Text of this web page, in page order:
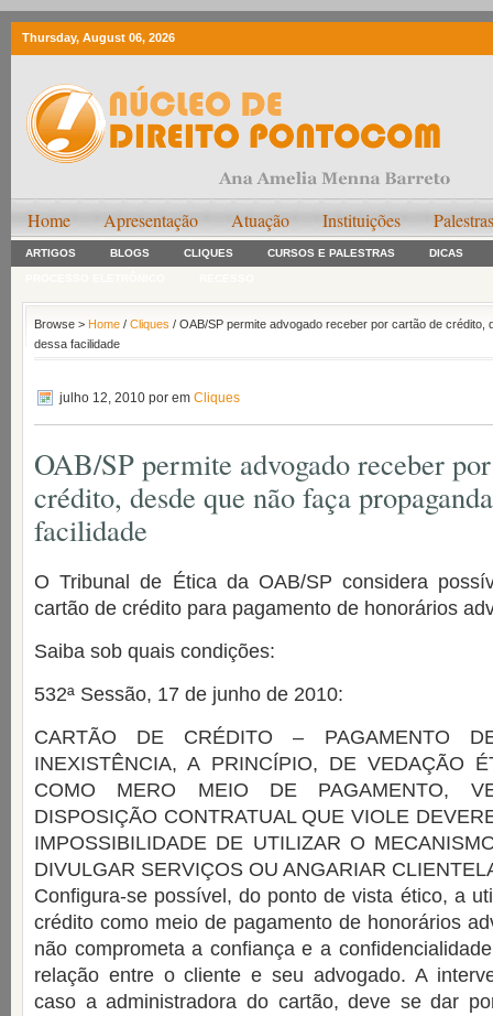
Thursday, August 06, 2026
Home Apresentação Atuação Instituições Palestras
ARTIGOS BLOGS CLIQUES CURSOS E PALESTRAS DICAS
Browse > Home / Cliques / OAB/SP permite advogado receber por cartão de crédito,
dessa facilidade
julho 12, 2010 por em Cliques
OAB/SP permite advogado receber
crédito, desde que não faça
facilidade
O Tribunal de Ética da OAB/SP considera
cartão de crédito para pagamento de honorários
Saiba sob quais condições:
532ª Sessão, 17 de junho de 2010:
CARTÃO DE CRÉDITO – PAGAMENTO
INEXISTÊNCIA, A PRINCÍPIO, DE VEDAÇÃO
COMO MERO MEIO DE PAGAMENTO,
DISPOSIÇÃO CONTRATUAL QUE VIOLE
IMPOSSIBILIDADE DE UTILIZAR O
DIVULGAR SERVIÇOS OU ANGARIAR
Configura-se possível, do ponto de vista ético, a
crédito como meio de pagamento de honorários
não comprometa a confiança e a
relação entre o cliente e seu advogado. A
caso a administradora do cartão, deve se dar